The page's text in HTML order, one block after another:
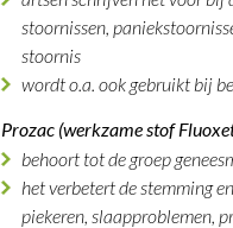
stoornissen,
stoornis
wordt o.a. ook gebruikt bij
Prozac (werkzame stof
behoort tot de groep
het verbetert de stemming
piekeren, slaapproblemen,